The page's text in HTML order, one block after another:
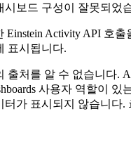
보드 구성이 잘못되었
Activity API 호
표시됩니다.
출처를 알 수 없습니다
사용자 역할이 있
터가 표시되지 않습니다.